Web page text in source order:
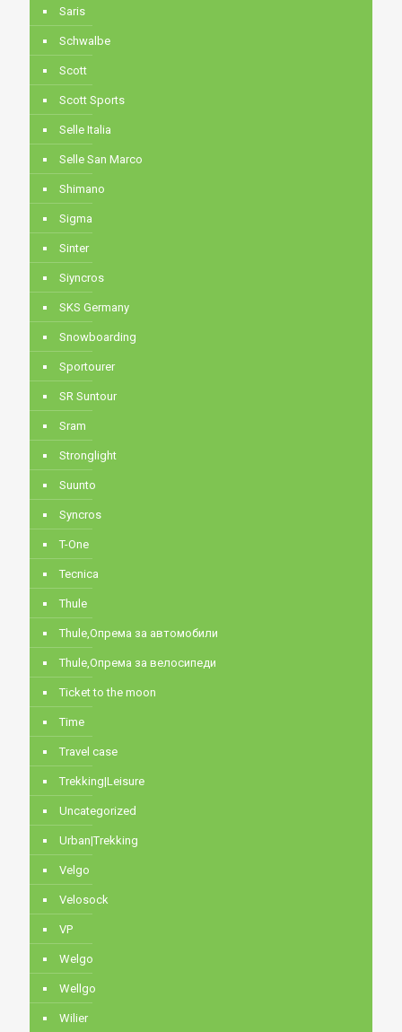
Saris
Schwalbe
Scott
Scott Sports
Selle Italia
Selle San Marco
Shimano
Sigma
Sinter
Siyncros
SKS Germany
Snowboarding
Sportourer
SR Suntour
Sram
Stronglight
Suunto
Syncros
T-One
Tecnica
Thule
Thule,Опрема за автомобили
Thule,Опрема за велосипеди
Ticket to the moon
Time
Travel case
Trekking|Leisure
Uncategorized
Urban|Trekking
Velgo
Velosock
VP
Welgo
Wellgo
Wilier